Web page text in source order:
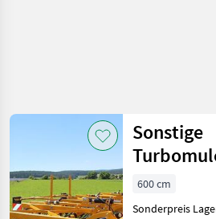
Sonstige
Extra 6 m
600 cm
Sonderpreis